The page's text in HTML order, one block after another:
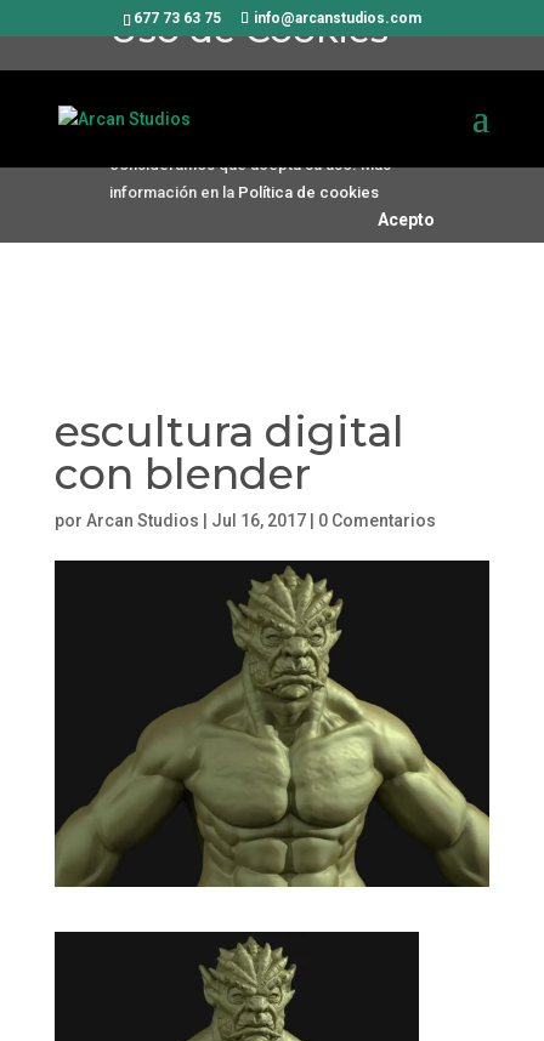
Uso de Cookies
terceros para mejorar nuestros
consideramos que acepta su uso. Más
información en la Política de cookies
Acepto
677 73 63 75 info@arcanstudios.com
escultura digital
con blender
por Arcan Studios Jul 16, 2017| 0 Comentarios